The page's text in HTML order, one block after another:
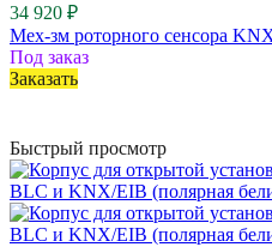
34 920 ₽
Мех-зм роторного сенсора
Под заказ
Заказать
Быстрый просмотр